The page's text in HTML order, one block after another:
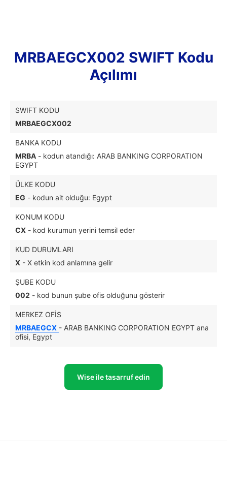
MRBAEGCX002 SWIFT Kodu
Açılımı
SWIFT KODU
MRBAEGCX002
BANKA KODU
MRBA - kodun atandığı: ARAB BANKING CORPORATION
EGYPT
ÜLKE KODU
EG - kodun ait olduğu: Egypt
KONUM KODU
CX - kod kurumun yerini temsil eder
KUD DURUMLARI
X - X etkin kod anlamına gelir
ŞUBE KODU
002 - kod bunun şube ofis olduğunu gösterir
MERKEZ OFIS
MRBAEGCX - ARAB BANKING CORPORATION EGYPT ana
ofisi, Egypt
Wise ile tasarruf edin